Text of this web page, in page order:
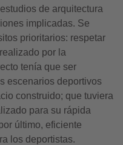
de arquitectura
implicadas. Se
prioritarios: respetar
por la
tenía que ser
escenarios deportivos
construido; que tuviera
para su rápida
último, eficiente
los deportistas.